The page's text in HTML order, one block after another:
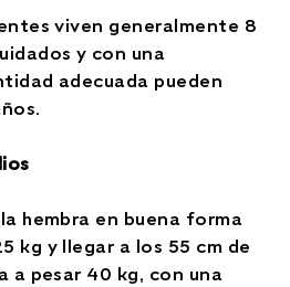
viven generalmente 8
y con una
adecuada pueden
hembra en buena forma
kg y llegar a los 55 cm de
a pesar 40 kg, con una